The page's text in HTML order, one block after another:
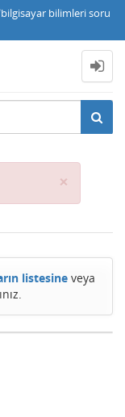
bilimleri soru
×
listesine veya